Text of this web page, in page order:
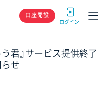
GMOクリック
口座開設
君』サービス提供終了
せ